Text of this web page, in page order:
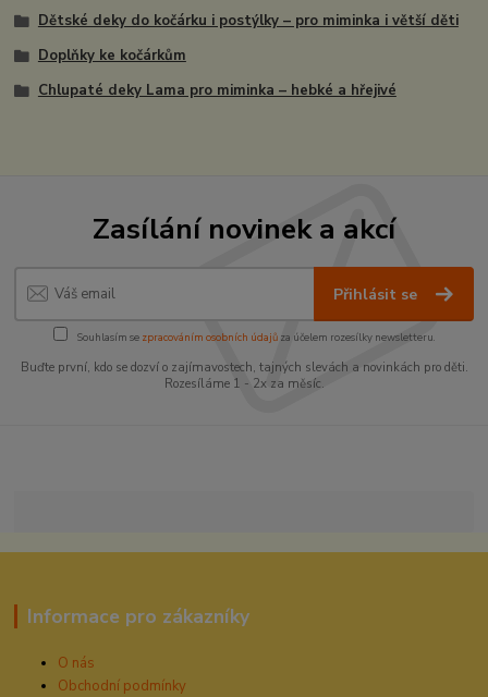
Dětské deky do kočárku i postýlky – pro miminka i větší děti
Doplňky ke kočárkům
Chlupaté deky Lama pro miminka – hebké a hřejivé
Zasílání novinek a akcí
Přihlásit se
Souhlasím se zpracováním osobních údajůza účelem rozesílky newsletteru.
Buďte první, kdo se dozví o zajímavostech, tajných slevách a novinkách pro děti.
Rozesíláme 1 - 2x za měsíc.
Informace pro zákazníky
O nás
Obchodní podmínky